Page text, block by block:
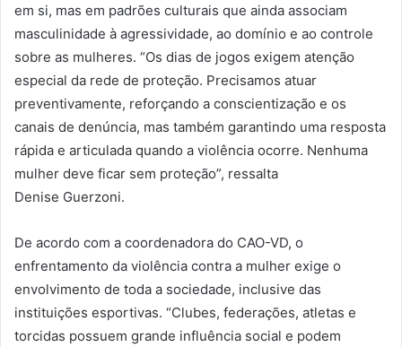
em si, mas em padrões culturais que ainda associam
masculinidade à agressividade, ao domínio e ao controle
sobre as mulheres. “Os dias de jogos exigem atenção
especial da rede de proteção. Precisamos atuar
preventivamente, reforçando a conscientização e os
canais de denúncia, mas também garantindo uma resposta
rápida e articulada quando a violência ocorre. Nenhuma
mulher deve ficar sem proteção”, ressalta
Denise Guerzoni.
De acordo com a coordenadora do CAO-VD, o
enfrentamento da violência contra a mulher exige o
envolvimento de toda a sociedade, inclusive das
instituições esportivas. “Clubes, federações, atletas e
torcidas possuem grande influência social e podem